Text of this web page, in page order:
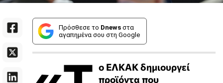
Πρόσθεσε το Dnews στα
αγαπημένα σου στη Google
ο ΕΛΚΑΚ δημιουργεί
προϊόντα που